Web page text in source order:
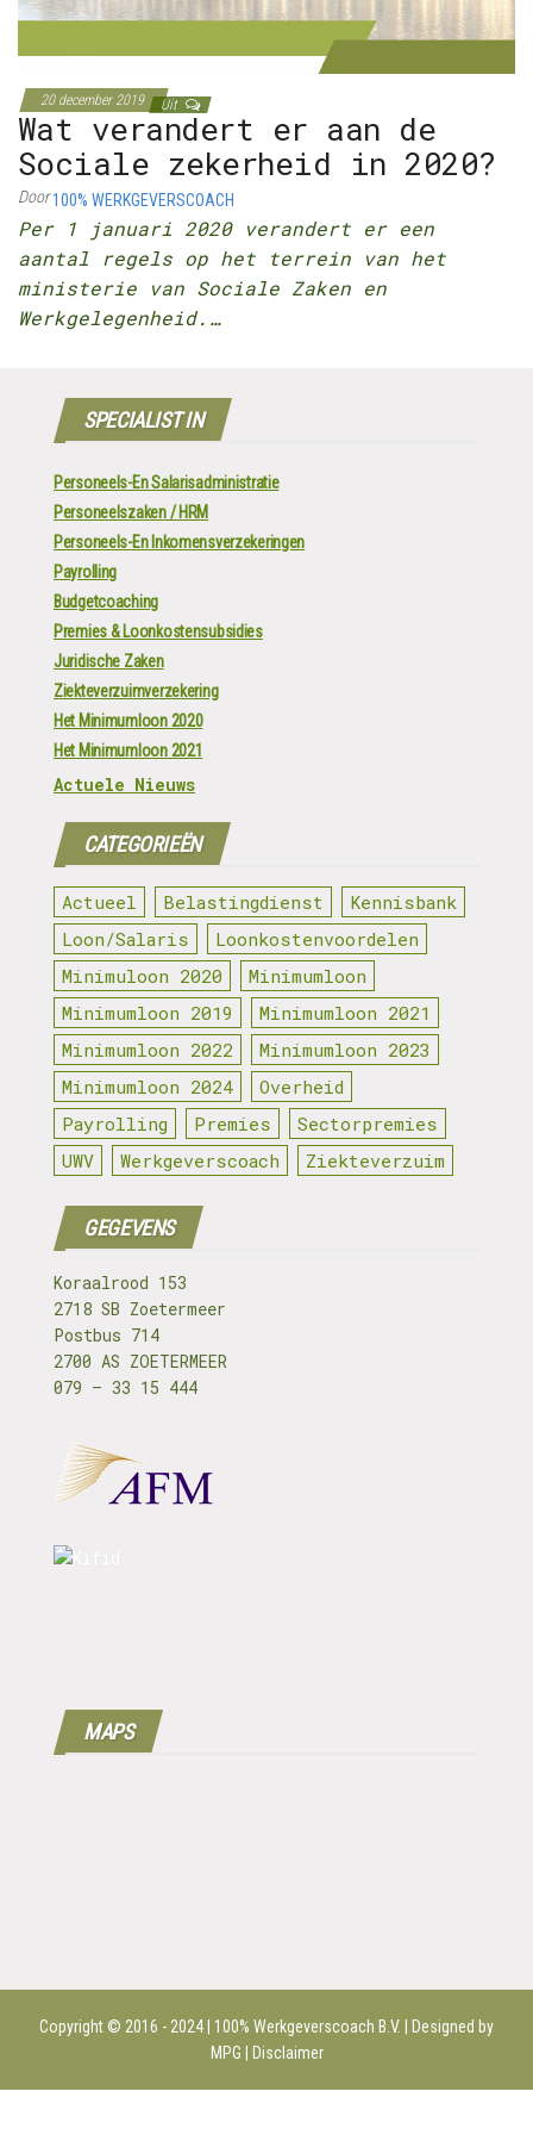
20 december 2019 Uit
Wat verandert er aan de
Sociale zekerheid in 2020?
Door100% WERKGEVERSCOACH
Per 1 januari 2020 verandert er een
aantal regels op het terrein van het
ministerie van Sociale Zaken en
Werkgelegenheid.…
SPECIALIST IN
Personeels-En Salarisadministratie
Personeelszaken / HRM
Personeels-En Inkomensverzekeringen
Payrolling
Budgetcoaching
Premies & Loonkostensubsidies
Juridische Zaken
Ziekteverzuimverzekering
Het Minimumloon 2020
Het Minimumloon 2021
Actuele Nieuws
CATEGORIEËN
Actueel Belastingdienst
Kennisbank
Loon/Salaris
Loonkostenvoordelen
Minimuloon 2020
Minimumloon
Minimumloon 2019
Minimumloon 2021
Minimumloon 2022
Minimumloon 2023
Minimumloon 2024
Overheid
Payrolling
Premies
Sectorpremies
UWV
Werkgeverscoach Ziekteverzuim
GEGEVENS
Koraalrood 153
2718 SB Zoetermeer
Postbus 714
2700 AS ZOETERMEER
079 – 33 15 444
MAPS
Copyright © 2016 - 2024 | 100% Werkgeverscoach B.V. | Designed by
MPG |
Disclaimer